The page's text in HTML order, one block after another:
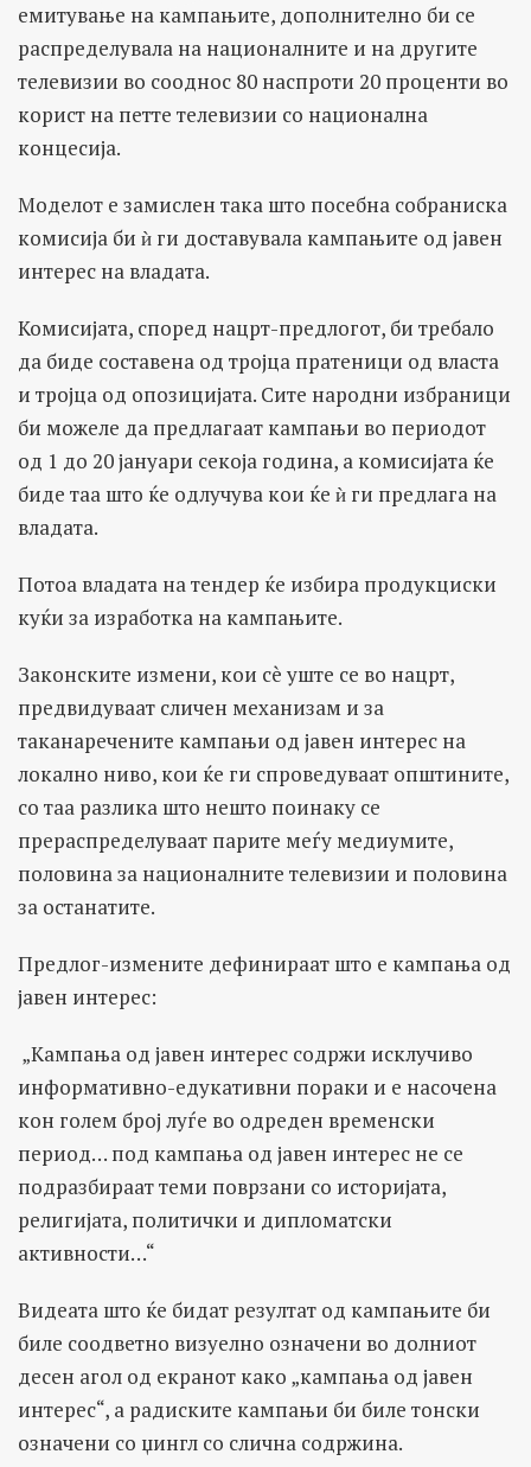
емитување на кампањите, дополнително би се
распределувала на националните и на другите
телевизии во сооднос 80 наспроти 20 проценти во
корист на петте телевизии со национална
концесија.
Моделот е замислен така што посебна собраниска
комисија би ѝ ги доставувала кампањите од јавен
интерес на владата.
Комисијата, според нацрт-предлогот, би требало
да биде составена од тројца пратеници од власта
и тројца од опозицијата. Сите народни избраници
би можеле да предлагаат кампањи во периодот
од 1 до 20 јануари секоја година, а комисијата ќе
биде таа што ќе одлучува кои ќе ѝ ги предлага на
владата.
Потоа владата на тендер ќе избира продукциски
куќи за изработка на кампањите.
Законските измени, кои сè уште се во нацрт,
предвидуваат сличен механизам и за
таканаречените кампањи од јавен интерес на
локално ниво, кои ќе ги спроведуваат општините,
со таа разлика што нешто поинаку се
прераспределуваат парите меѓу медиумите,
половина за националните телевизии и половина
за останатите.
Предлог-измените дефинираат што е кампања од
јавен интерес:
„Kампања од јавен интерес содржи исклучиво
информативно-едукативни пораки и е насочена
кон голем број луѓе во одреден временски
период… под кампања од јавен интерес не се
подразбираат теми поврзани со историјата,
религијата, политички и дипломатски
активности…“
Видеата што ќе бидат резултат од кампањите би
биле соодветно визуелно означени во долниот
десен агол од екранот како „кампања од јавен
интерес“, а радиските кампањи би биле тонски
означени со џингл со слична содржина.